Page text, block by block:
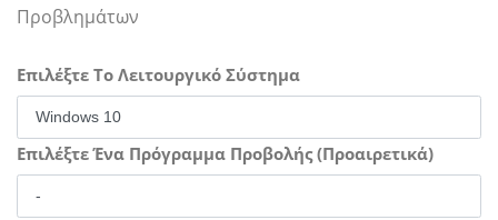
Προβλημάτων
Επιλέξτε Το Λειτουργικό Σύστημα
Επιλέξτε Ένα Πρόγραμμα Προβολής (Προαιρετικά)